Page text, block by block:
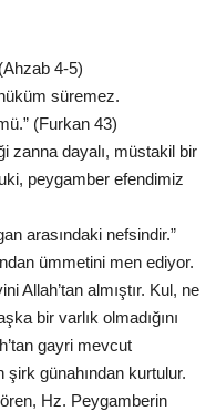
4-5)
süremez.
(Furkan 43)
zanna dayalı, müstakil bir
peygamber efendimiz
arasındaki nefsindir.”
ümmetini men ediyor.
Allah’tan almıştır. Kul, ne
bir varlık olmadığını
gayri mevcut
şirk günahından kurtulur.
Hz. Peygamberin